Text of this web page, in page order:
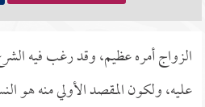
الزواج أمره عظيم، وقد رغب فيه
عليه، ولكون المقصد الأولي منه هو